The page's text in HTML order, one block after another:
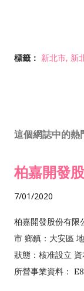
標籤： 新北市 新
這個網誌中的熱
柏嘉開發
7/01/2020
柏嘉開發股份有限
市 鄉鎮：大安區
狀態：核准設立
所營事業資料：